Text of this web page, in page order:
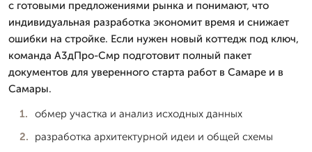
с готовыми предложениями рынка и понимают, что
индивидуальная разработка экономит время и снижает
ошибки на стройке. Если нужен новый коттедж под ключ,
команда А3дПро-Смр подготовит полный пакет
документов для уверенного старта работ в Самаре и в
Самары.
обмер участка и анализ исходных данных
разработка архитектурной идеи и общей схемы